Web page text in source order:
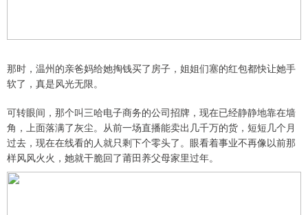
那时，温州的亲爸妈给她掏钱买了房子，姐姐们塞的红包都快让她手
软了，真是风光无限。
可转眼间，那个叫三哈电子商务的公司招牌，现在已经静静地靠在墙
角，上面落满了灰尘。从前一场直播能卖出几千万的货，短短几个月
过去，现在在线看的人就只剩下个零头了。眼看着事业不再像以前那
样风风火火，她就干脆回了莆田养父母家里过年。